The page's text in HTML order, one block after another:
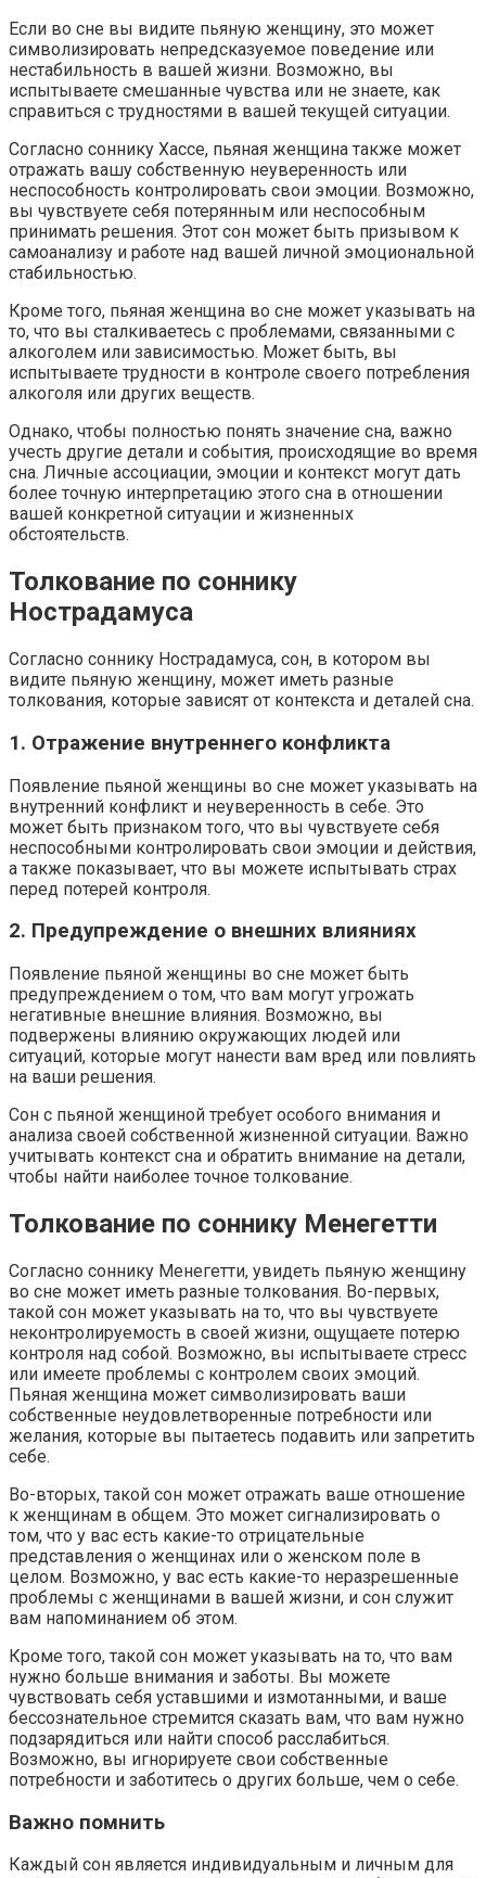
Если во сне вы видите пьяную женщину, это может
символизировать непредсказуемое поведение или
нестабильность в вашей жизни. Возможно, вы
испытываете смешанные чувства или не знаете, как
справиться с трудностями в вашей текущей ситуации.
Согласно соннику Хассе, пьяная женщина также может
отражать вашу собственную неуверенность или
неспособность контролировать свои эмоции. Возможно,
вы чувствуете себя потерянным или неспособным
принимать решения. Этот сон может быть призывом к
самоанализу и работе над вашей личной эмоциональной
стабильностью.
Кроме того, пьяная женщина во сне может указывать на
то, что вы сталкиваетесь с проблемами, связанными с
алкоголем или зависимостью. Может быть, вы
испытываете трудности в контроле своего потребления
алкоголя или других веществ.
Однако, чтобы полностью понять значение сна, важно
учесть другие детали и события, происходящие во время
сна. Личные ассоциации, эмоции и контекст могут дать
более точную интерпретацию этого сна в отношении
вашей конкретной ситуации и жизненных
обстоятельств.
Толкование по соннику
Нострадамуса
Согласно соннику Нострадамуса, сон, в котором вы
видите пьяную женщину, может иметь разные
толкования, которые зависят от контекста и деталей сна.
1. Отражение внутреннего конфликта
Появление пьяной женщины во сне может указывать на
внутренний конфликт и неуверенность в себе. Это
может быть признаком того, что вы чувствуете себя
неспособными контролировать свои эмоции и действия,
а также показывает, что вы можете испытывать страх
перед потерей контроля.
2. Предупреждение о внешних влияниях
Появление пьяной женщины во сне может быть
предупреждением о том, что вам могут угрожать
негативные внешние влияния. Возможно, вы
подвержены влиянию окружающих людей или
ситуаций, которые могут нанести вам вред или повлиять
на ваши решения.
Сон с пьяной женщиной требует особого внимания и
анализа своей собственной жизненной ситуации. Важно
учитывать контекст сна и обратить внимание на детали,
чтобы найти наиболее точное толкование.
Толкование по соннику Менегетти
Согласно соннику Менегетти, увидеть пьяную женщину
во сне может иметь разные толкования. Во-первых,
такой сон может указывать на то, что вы чувствуете
неконтролируемость в своей жизни, ощущаете потерю
контроля над собой. Возможно, вы испытываете стресс
или имеете проблемы с контролем своих эмоций.
Пьяная женщина может символизировать ваши
собственные неудовлетворенные потребности или
желания, которые вы пытаетесь подавить или запретить
себе.
Во-вторых, такой сон может отражать ваше отношение
к женщинам в общем. Это может сигнализировать о
том, что у вас есть какие-то отрицательные
представления о женщинах или о женском поле в
целом. Возможно, у вас есть какие-то неразрешенные
проблемы с женщинами в вашей жизни, и сон служит
вам напоминанием об этом.
Кроме того, такой сон может указывать на то, что вам
нужно больше внимания и заботы. Вы можете
чувствовать себя уставшими и измотанными, и ваше
бессознательное стремится сказать вам, что вам нужно
подзарядиться или найти способ расслабиться.
Возможно, вы игнорируете свои собственные
потребности и заботитесь о других больше, чем о себе.
Важно помнить
Каждый сон является индивидуальным и личным для